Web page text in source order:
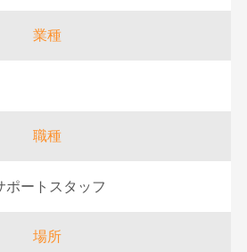
業種
職種
ポートスタッフ
場所